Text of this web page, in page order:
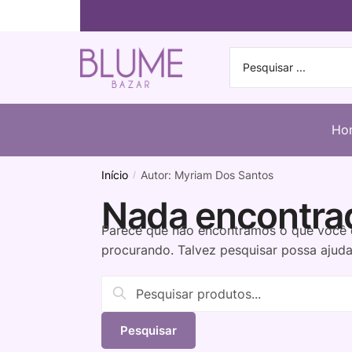
Início / Autor: Myriam Dos Santos
Nada
Parece que não encontramos o que você
procurando. Talvez pesquisar possa